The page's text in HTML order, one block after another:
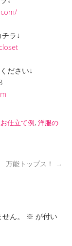
ラ↓
ださい↓
仕立て例, 洋服の
万能トップス！ →
ん。 ※ が付い